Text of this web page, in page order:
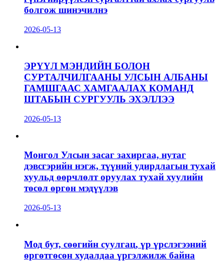
болгож шинэчилнэ
2026-05-13
ЭРҮҮЛ МЭНДИЙН БОЛОН
СУРТАЛЧИЛГААНЫ УЛСЫН АЛБАНЫ
ГАМШГААС ХАМГААЛАХ КОМАНД
ШТАБЫН СУРГУУЛЬ ЭХЭЛЛЭЭ
2026-05-13
Монгол Улсын засаг захиргаа, нутаг
дэвсгэрийн нэгж, түүний удирдлагын тухай
хуульд өөрчлөлт оруулах тухай хуулийн
төсөл өргөн мэдүүлэв
2026-05-13
Мод бут, сөөгийн суулгац, үр үрслэгээний
өргөтгөсөн худалдаа үргэлжилж байна